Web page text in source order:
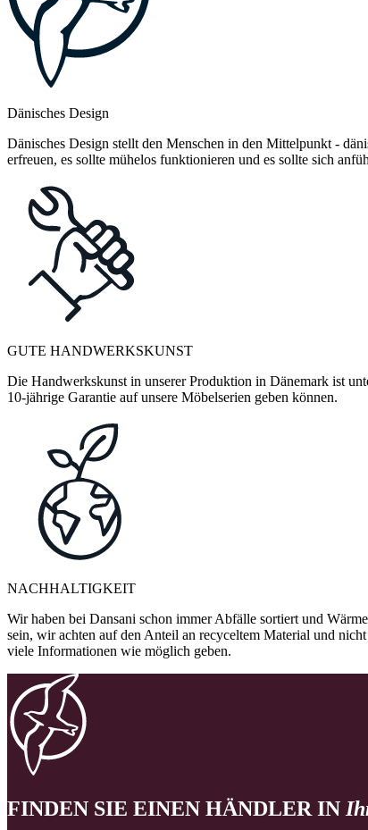
Dänisches Design
Dänisches Design stellt den Menschen in den Mittelpunkt -
erfreuen, es sollte mühelos funktionieren und es sollte sich
GUTE HANDWERKSKUNST
Die Handwerkskunst in unserer Produktion in Dänemark ist
10-jährige Garantie auf unsere Möbelserien geben können.
NACHHALTIGKEIT
Wir haben bei Dansani schon immer Abfälle sortiert und
sein, wir achten auf den Anteil an recyceltem Material und
viele Informationen wie möglich geben.
FINDEN SIE EINEN HÄNDLER IN